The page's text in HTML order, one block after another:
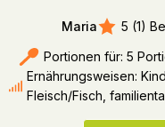
Maria 5 (1)
Portionen für: 5
Ernährungsweisen:
Fleisch/Fisch,